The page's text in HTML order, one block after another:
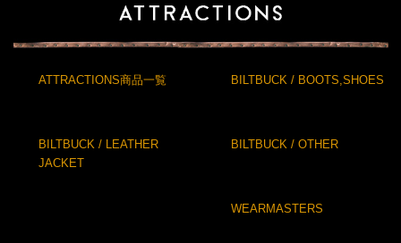
ATTRACTIONS商品一覧 BILTBUCK / BOOTS,SHOES
BILTBUCK / LEATHER
JACKET
BILTBUCK / OTHER
WEARMASTERS